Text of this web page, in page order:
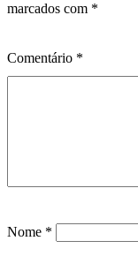
marcados com *
Comentário *
Nome *